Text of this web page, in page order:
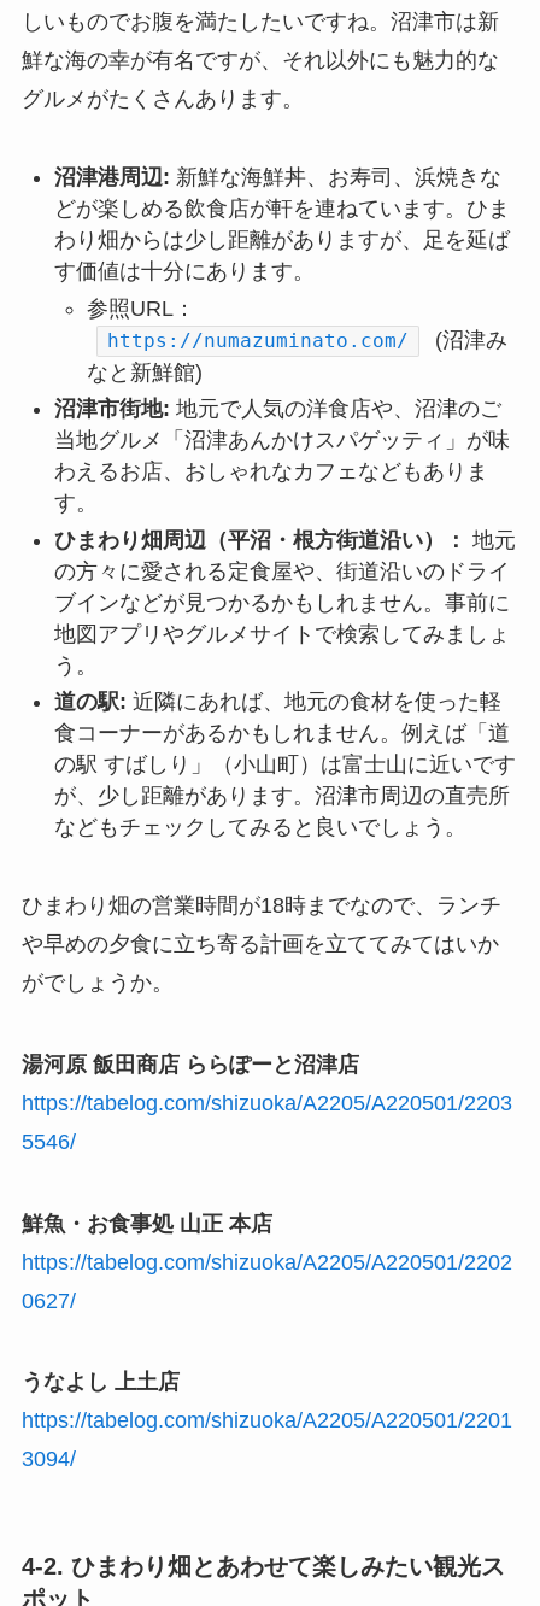
しいものでお腹を満たしたいですね。沼津市は新
鮮な海の幸が有名ですが、それ以外にも魅力的な
グルメがたくさんあります。
沼津港周辺: 新鮮な海鮮丼、お寿司、浜焼きな
どが楽しめる飲食店が軒を連ねています。ひま
わり畑からは少し距離がありますが、足を延ば
す価値は十分にあります。
参照URL：
https://numazuminato.com/
(沼津み
なと新鮮館)
沼津市街地: 地元で人気の洋食店や、沼津のご
当地グルメ「沼津あんかけスパゲッティ」が味
わえるお店、おしゃれなカフェなどもありま
す。
ひまわり畑周辺（平沼・根方街道沿い）： 地元
の方々に愛される定食屋や、街道沿いのドライ
ブインなどが見つかるかもしれません。事前に
地図アプリやグルメサイトで検索してみましょ
う。
道の駅: 近隣にあれば、地元の食材を使った軽
食コーナーがあるかもしれません。例えば「道
の駅 すばしり」（小山町）は富士山に近いです
が、少し距離があります。沼津市周辺の直売所
などもチェックしてみると良いでしょう。
ひまわり畑の営業時間が18時までなので、ランチ
や早めの夕食に立ち寄る計画を立ててみてはいか
がでしょうか。
湯河原 飯田商店 ららぽーと沼津店
https://tabelog.com/shizuoka/A2205/A220501/2203
5546/
鮮魚・お食事処 山正 本店
https://tabelog.com/shizuoka/A2205/A220501/2202
0627/
うなよし 上土店
https://tabelog.com/shizuoka/A2205/A220501/2201
3094/
4-2. ひまわり畑とあわせて楽しみたい観光ス
ポット